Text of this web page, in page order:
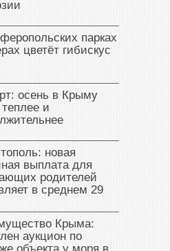
парках
цветёт гибискус
осень в Крыму
и
новая
выплата для
родителей
в среднем 29
Крыма:
аукцион по